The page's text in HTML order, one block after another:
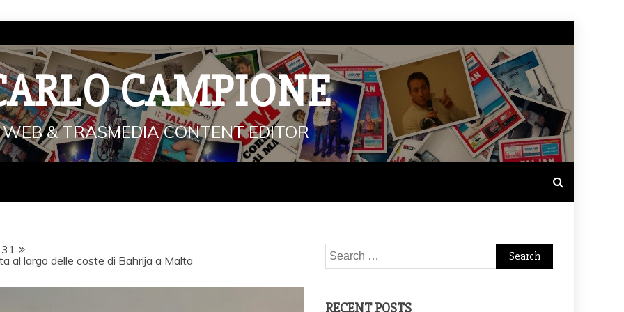
CAMPIONE
WEB & TRASMEDIA CONTENT EDITOR
31
al largo delle coste di Bahrija a Malta
Search
for:
RECENT POSTS